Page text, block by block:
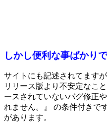
しかし便利な事ばかり
サイトにも記述されてます
リリース版より不安定なこ
ースされていないバグ修正
れません。』 の条件付きで
があります。